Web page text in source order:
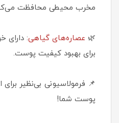
مخرب محیطی محافظت
🌿 عصاره‌های گیاهی: دارای
برای بهبود کیفیت پوست.
📌 فرمولاسیونی بی‌نظیر
پوست شما!